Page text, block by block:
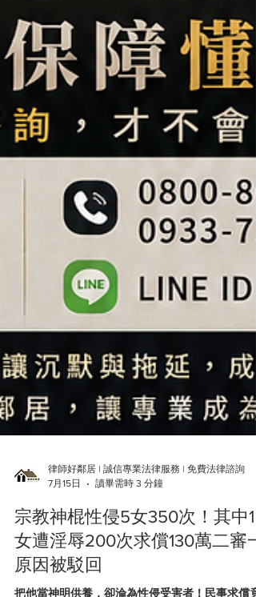
7月15日
讀畢需時 3 分鐘
宗教神棍性侵5女350次！其中1
女遭淫辱200次求償130萬二審一
原因被駁回